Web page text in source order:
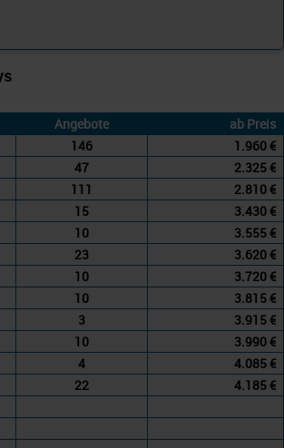
Angebote
ab Preis
146
1.960 €
47
2.325 €
111
2.810 €
15
3.430 €
10
3.555 €
23
3.620 €
10
3.720 €
10
3.815 €
3
3.915 €
10
3.990 €
4
4.085 €
22 4.185 €